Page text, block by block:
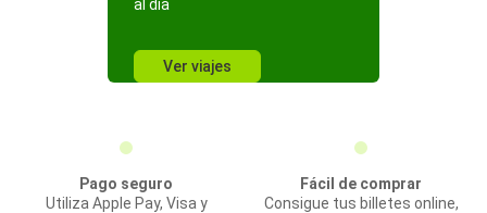
al día
Ver viajes
Pago seguro
Utiliza Apple Pay, Visa y
Fácil de comprar
Consigue tus billetes online,